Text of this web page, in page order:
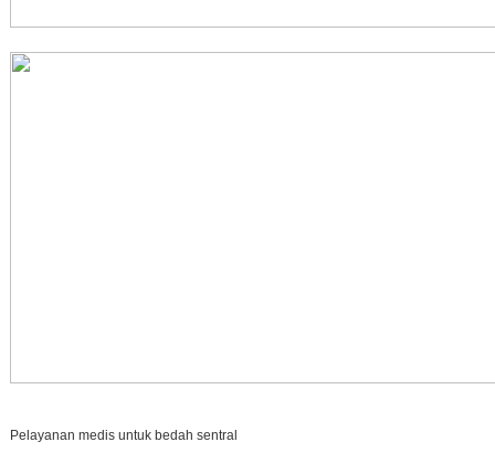
Pelayanan medis untuk bedah sentral